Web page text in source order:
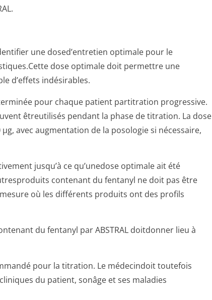
une dosed’entretien optimale pour le
dose optimale doit permettre une
d’effets indésirables.
pour chaque patient partitration progressive.
êtreutilisés pendant la phase de titration. La dose
µg, avec augmentation de la posologie si nécessaire,
jusqu’à ce qu’unedose optimale ait été
contenant du fentanyl ne doit pas être
où les différents produits ont des profils
du fentanyl par ABSTRAL doitdonner lieu à
pour la titration. Le médecindoit toutefois
du patient, sonâge et ses maladies